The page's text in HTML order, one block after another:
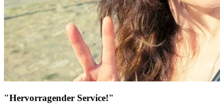
"Hervorragender Service!"